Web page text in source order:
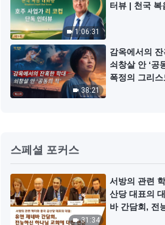
1:06:31
터뷰 | 천국 복
38:21
감옥에서의
쇠창살 안 ‘공
폭정의 그리
스페셜 포커스
31:34
서방의 관련
산당 대표의
바 간담회, 전